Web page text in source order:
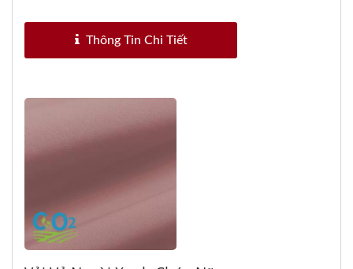
Thông Tin Chi Tiết